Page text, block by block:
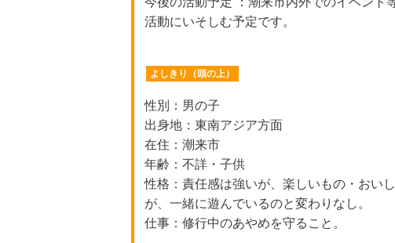
活動にいそしむ予定です。
よしきり（頭の上）
性別：男の子
出身地：東南アジア方面
在住：潮来市
年齢：不詳・子供
性格：責任感は強いが、楽しいもの・おい
が、一緒に遊んでいるのと変わりなし。
仕事：修行中のあやめを守ること。